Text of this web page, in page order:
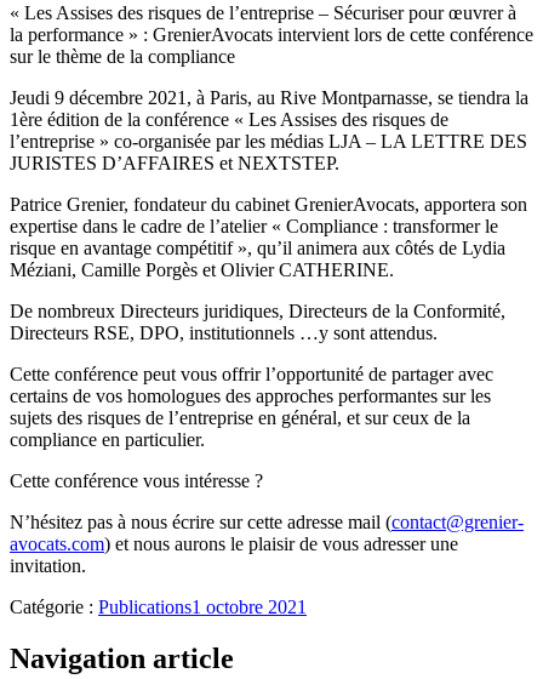
« Les Assises des risques de l’entreprise – Sécuriser pour œuvrer à
la performance » : GrenierAvocats intervient lors de cette conférence
sur le thème de la compliance
Jeudi 9 décembre 2021, à Paris, au Rive Montparnasse, se tiendra la
1ère édition de la conférence « Les Assises des risques de
l’entreprise » co-organisée par les médias LJA – LA LETTRE DES
JURISTES D’AFFAIRES et NEXTSTEP.
Patrice Grenier, fondateur du cabinet GrenierAvocats, apportera son
expertise dans le cadre de l’atelier « Compliance : transformer le
risque en avantage compétitif », qu’il animera aux côtés de Lydia
Méziani, Camille Porgès et Olivier CATHERINE.
De nombreux Directeurs juridiques, Directeurs de la Conformité,
Directeurs RSE, DPO, institutionnels …y sont attendus.
Cette conférence peut vous offrir l’opportunité de partager avec
certains de vos homologues des approches performantes sur les
sujets des risques de l’entreprise en général, et sur ceux de la
compliance en particulier.
Cette conférence vous intéresse ?
N’hésitez pas à nous écrire sur cette adresse mail (contact@grenier-
avocats.com) et nous aurons le plaisir de vous adresser une
invitation.
Catégorie : Publications1 octobre 2021
Navigation article